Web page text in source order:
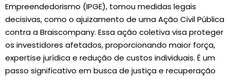
Empreendedorismo (IPGE), tomou medidas legais
decisivas, como o ajuizamento de uma Ação Civil Pública
contra a Braiscompany. Essa ação coletiva visa proteger
os investidores afetados, proporcionando maior força,
expertise jurídica e redução de custos individuais. É um
passo significativo em busca de justiça e recuperação